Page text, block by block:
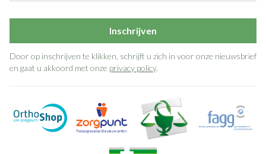
Pijn in de buikstreek, misselijkheid (nausea), winderigheid
Huiduitslag, reactie van de huid tengevolge
lichtgevoeligheid (fotosensitiviteitsreactie), eczema of
ontsteking van de huid (dermatitis)
Lage bloeddruk (hypotensie), warmteopwellingen
Rode of overgevoelige huid ter hoogte van de inspuiting
van Fluanxol Depot
Verstoorde leverfunctietesten
Inschrijven
Door op inschrijven te klikken, schrijft u zich in voor onze nieuwsbrief
en gaat u akkoord met onze privacy policy.